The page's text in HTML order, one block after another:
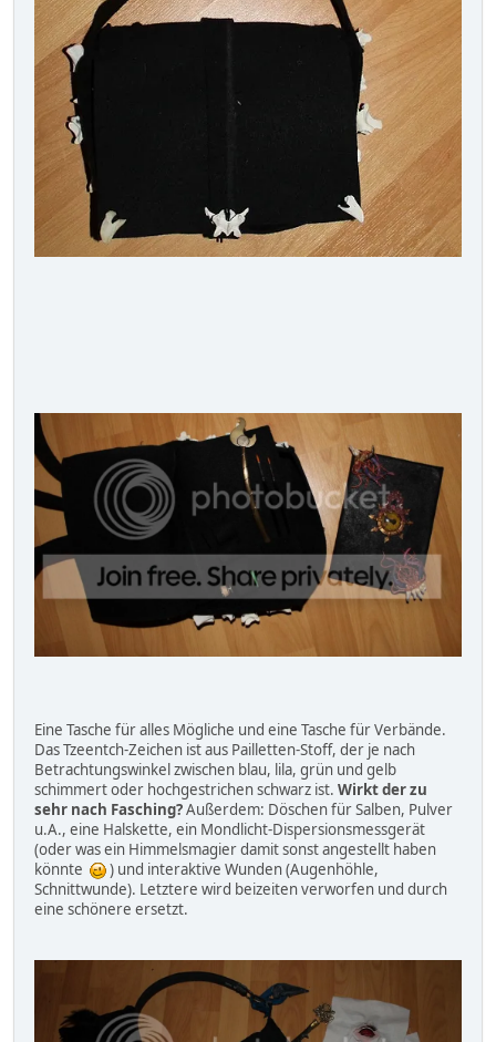
Eine Tasche für alles Mögliche und eine Tasche für Verbände.
Das Tzeentch-Zeichen ist aus Pailletten-Stoff, der je nach
Betrachtungswinkel zwischen blau, lila, grün und gelb
schimmert oder hochgestrichen schwarz ist. Wirkt der zu
sehr nach Fasching?Außerdem: Döschen für Salben, Pulver
u.A., eine Halskette, ein Mondlicht-Dispersionsmessgerät
(oder was ein Himmelsmagier damit sonst angestellt haben
könnte
) und interaktive Wunden (Augenhöhle,
Schnittwunde). Letztere wird beizeiten verworfen und durch
eine schönere ersetzt.